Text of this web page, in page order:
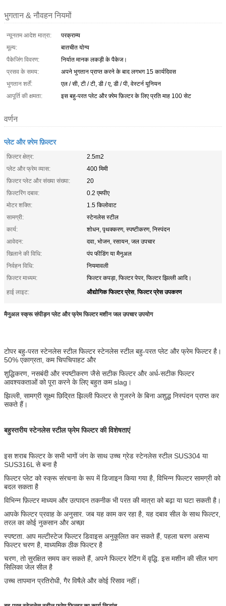
भुगतान & नौवहन नियमों
न्यूनतम आदेश मात्रा:
परक्राम्य
मूल्य:
बातचीत योग्य
पैकेजिंग विवरण:
निर्यात मानक लकड़ी के पैकेज।
प्रसव के समय:
अपने भुगतान प्राप्त करने के बाद लगभग 15 कार्यदिवस
भुगतान शर्तें:
एल / सी, टी / टी, डी / ए, डी / पी, वेस्टर्न यूनियन
आपूर्ति की क्षमता:
इस बहु-परत प्लेट और फ़्रेम फ़िल्टर के लिए प्रति माह 100 सेट
वर्णन
प्लेट और फ़्रेम फ़िल्टर
फ़िल्टर क्षेत्र:
2.5m2
प्लेट और फ्रेम व्यास:
400 मिमी
फ़िल्टर प्लेट और संख्या संख्या:
20
फ़िल्टरिंग दबाव:
0.2 एमपीए
मोटर शक्ति:
1.5 किलोवाट
सामग्री:
स्टेनलेस स्टील
कार्य:
शोधन, पृथक्करण, स्पष्टीकरण, निस्पंदन
आवेदन:
दवा, भोजन, रसायन, जल उपचार
खिलाने की विधि:
पंप फीडिंग या मैनुअल
निर्वहन विधि:
नियमावली
फ़िल्टर माध्यम:
फिल्टर कपड़ा, फिल्टर पेपर, फिल्टर झिल्ली आदि।
हाई लाइट:
औद्योगिक फिल्टर प्रेस,फिल्टर प्रेस उपकरण
मैनुअल स्क्रू संपीड़न प्लेट और फ्रेम फिल्टर मशीन जल उपचार उपयोग
टोपर बहु-परत स्टेनलेस स्टील फिल्टर स्टेनलेस स्टील बहु-परत प्लेट और फ्रेम फिल्टर है।
50% एकाग्रता, कम चिपचिपाहट और
शुद्धिकरण, नसबंदी और स्पष्टीकरण जैसे सटीक फिल्टर और अर्ध-सटीक फिल्टर
आवश्यकताओं को पूरा करने के लिए बहुत कम slag।
झिल्ली, सामग्री सूक्ष्म छिद्रित झिल्ली फिल्टर से गुजरने के बिना अशुद्ध निस्पंदन प्राप्त कर
सकते हैं।
बहुस्तरीय स्टेनलेस स्टील फ्रेम फिल्टर की विशेषताएं
इस शराब फिल्टर के सभी भागों जंग के साथ उच्च ग्रेड स्टेनलेस स्टील SUS304 या
SUS316L से बना है
फिल्टर प्लेट को स्क्रू संरचना के रूप में डिजाइन किया गया है, विभिन्न फिल्टर सामग्री को
बदल सकता है
विभिन्न फ़िल्टर माध्यम और उत्पादन तकनीक भी परत की मात्रा को बढ़ा या घटा सकती है।
आपके फिल्टर प्रवाह के अनुसार. जब यह काम कर रहा है, यह दबाव सील के साथ फिल्टर,
तरल का कोई नुकसान और अच्छा
स्पष्टता. आप मल्टीस्टेज फिल्टर डिवाइस अनुकूलित कर सकते हैं, पहला चरण असभ्य
फिल्टर चरण है, माध्यमिक ठीक फिल्टर है
चरण, तो सुरक्षित समय कर सकते हैं, अपने फिल्टर रेटिंग में वृद्धि. इस मशीन की सील भाग
सिलिका जेल सील है
उच्च तापमान प्रतिरोधी, गैर विषैले और कोई रिसाव नहीं।